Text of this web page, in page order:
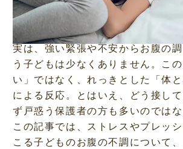
実は、強い緊張や不安からお腹の
う子どもは少なくありません。こ
い」ではなく、れっきとした「体と
による反応。とはいえ、どう接し
ず戸惑う保護者の方も多いのではな
この記事では、ストレスやプレッ
こる子どものお腹の不調について、